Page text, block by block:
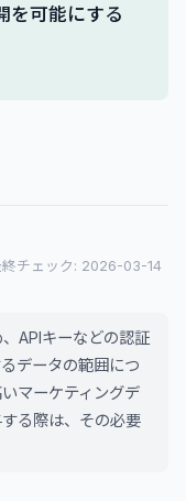
を可能にする
終チェック: 2026-03-14
APIキーなどの認証
データの範囲につ
マーケティングデ
る際は、その必要